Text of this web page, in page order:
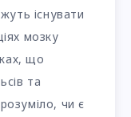
існувати
мозку
що
та
чи є